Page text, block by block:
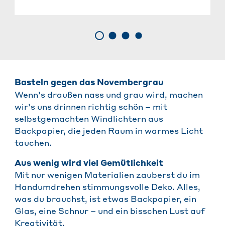
Basteln gegen das Novembergrau
Wenn’s draußen nass und grau wird, machen
wir’s uns drinnen richtig schön – mit
selbstgemachten Windlichtern aus
Backpapier, die jeden Raum in warmes Licht
tauchen.
Aus wenig wird viel Gemütlichkeit
Mit nur wenigen Materialien zauberst du im
Handumdrehen stimmungsvolle Deko. Alles,
was du brauchst, ist etwas Backpapier, ein
Glas, eine Schnur – und ein bisschen Lust auf
Kreativität.